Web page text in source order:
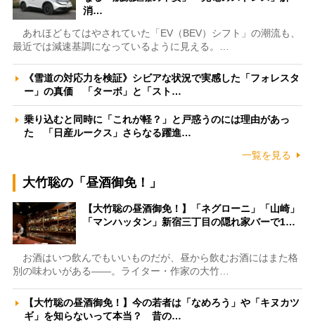
消…
あれほどもてはやされていた「EV（BEV）シフト」の潮流も、
最近では減速基調になっているように見える。…
《雪道の対応力を検証》シビアな状況で実感した「フォレスタ
ー」の真価 「ターボ」と「スト…
乗り込むと同時に「これが軽？」と戸惑うのには理由があっ
た 「日産ルークス」さらなる躍進…
一覧を見る
大竹聡の「昼酒御免！」
【大竹聡の昼酒御免！】「ネグローニ」「山崎」
「マンハッタン」新宿三丁目の隠れ家バーで1…
お酒はいつ飲んでもいいものだが、昼から飲むお酒にはまた格
別の味わいがある――。ライター・作家の大竹…
【大竹聡の昼酒御免！】今の若者は「なめろう」や「キヌカツ
ギ」を知らないって本当？ 昔の…